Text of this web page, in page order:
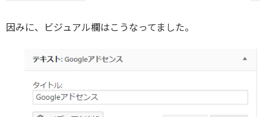
因みに、ビジュアル欄はこうなってました。